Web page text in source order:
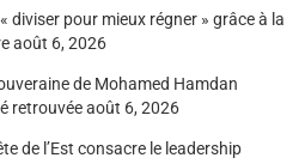
diviser pour mieux régner » grâce à la
août 6, 2026
de Mohamed Hamdan
retrouvéeaoût 6, 2026
de l’Est consacre le leadership